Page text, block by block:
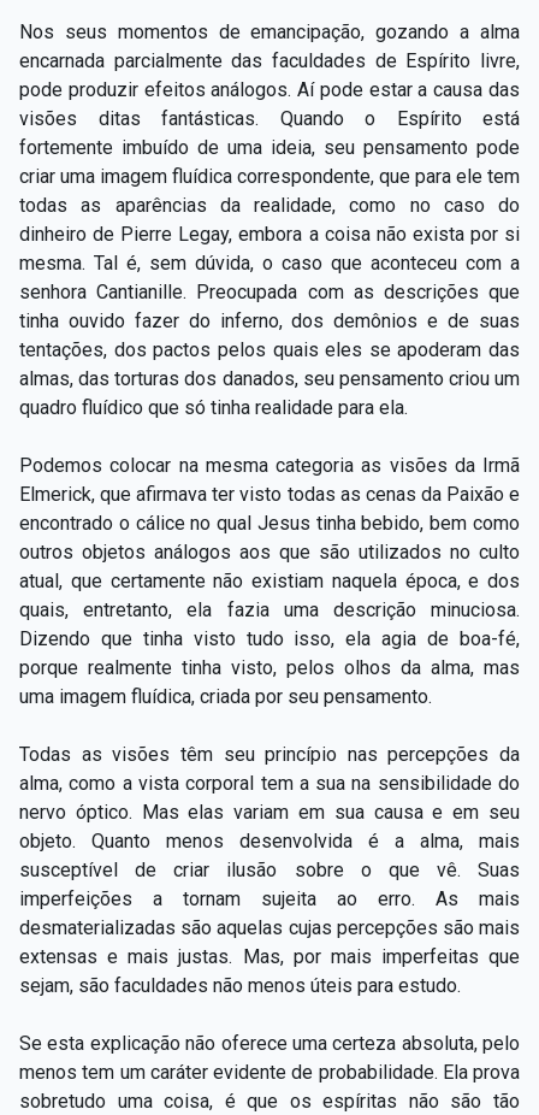
Nos seus momentos de emancipação, gozando a alma
encarnada parcialmente das faculdades de Espírito livre,
pode produzir efeitos análogos. Aí pode estar a causa das
visões ditas fantásticas. Quando o Espírito está
fortemente imbuído de uma ideia, seu pensamento pode
criar uma imagem fluídica correspondente, que para ele tem
todas as aparências da realidade, como no caso do
dinheiro de Pierre Legay, embora a coisa não exista por si
mesma. Tal é, sem dúvida, o caso que aconteceu com a
senhora Cantianille. Preocupada com as descrições que
tinha ouvido fazer do inferno, dos demônios e de suas
tentações, dos pactos pelos quais eles se apoderam das
almas, das torturas dos danados, seu pensamento criou um
quadro fluídico que só tinha realidade para ela.
Podemos colocar na mesma categoria as visões da Irmã
Elmerick, que afirmava ter visto todas as cenas da Paixão e
encontrado o cálice no qual Jesus tinha bebido, bem como
outros objetos análogos aos que são utilizados no culto
atual, que certamente não existiam naquela época, e dos
quais, entretanto, ela fazia uma descrição minuciosa.
Dizendo que tinha visto tudo isso, ela agia de boa-fé,
porque realmente tinha visto, pelos olhos da alma, mas
uma imagem fluídica, criada por seu pensamento.
Todas as visões têm seu princípio nas percepções da
alma, como a vista corporal tem a sua na sensibilidade do
nervo óptico. Mas elas variam em sua causa e em seu
objeto. Quanto menos desenvolvida é a alma, mais
susceptível de criar ilusão sobre o que vê. Suas
imperfeições a tornam sujeita ao erro. As mais
desmaterializadas são aquelas cujas percepções são mais
extensas e mais justas. Mas, por mais imperfeitas que
sejam, são faculdades não menos úteis para estudo.
Se esta explicação não oferece uma certeza absoluta, pelo
menos tem um caráter evidente de probabilidade. Ela prova
sobretudo uma coisa, é que os espíritas não são tão